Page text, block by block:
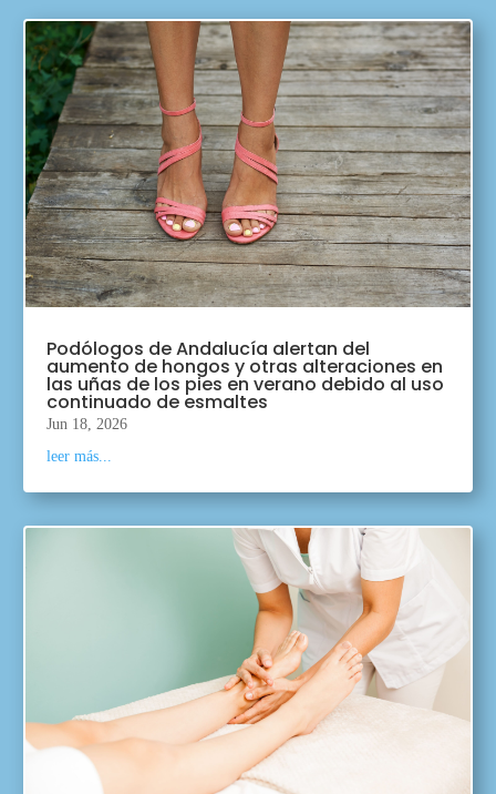
Podólogos de Andalucía alertan del
aumento de hongos y otras alteraciones en
las uñas de los pies en verano debido al uso
continuado de esmaltes
Jun 18, 2026
leer más...